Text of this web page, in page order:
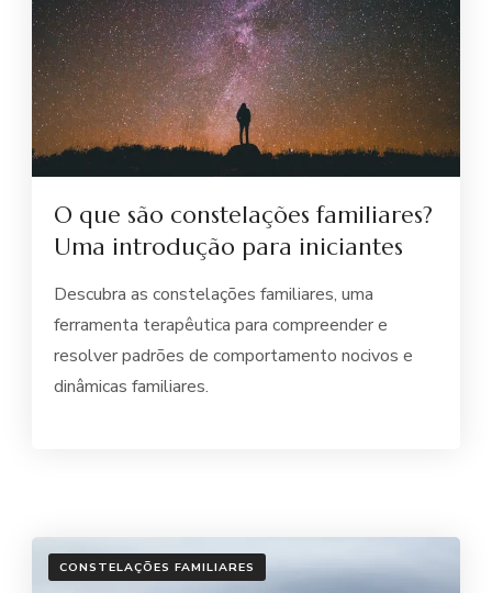
O que são constelações familiares?
Uma introdução para iniciantes
Descubra as constelações familiares, uma
ferramenta terapêutica para compreender e
resolver padrões de comportamento nocivos e
dinâmicas familiares.
CONSTELAÇÕES FAMILIARES